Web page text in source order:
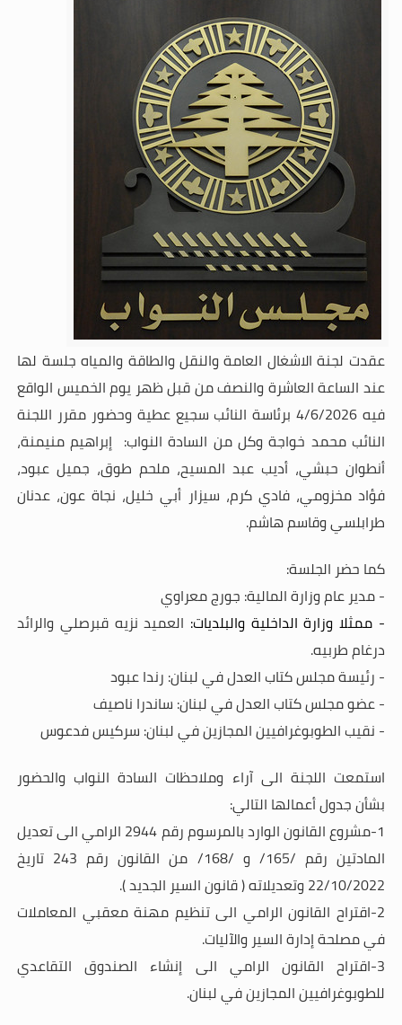
عقدت لجنة الاشغال العامة والنقل والطاقة والمياه جلسة لها
عند الساعة العاشرة والنصف من قبل ظهر يوم الخميس الواقع
فيه 4/6/2026 برئاسة النائب سجيع عطية وحضور مقرر اللجنة
النائب محمد خواجة وكل من السادة النواب: إبراهيم منيمنة،
أنطوان حبشي، أديب عبد المسيح، ملحم طوق، جميل عبود،
فؤاد مخزومي، فادي كرم، سيزار أبي خليل، نجاة عون، عدنان
طرابلسي وقاسم هاشم.
كما حضر الجلسة:
- مدير عام وزارة المالية: جورج معراوي
- ممثلا وزارة الداخلية والبلديات: العميد نزيه قبرصلي والرائد
درغام طربيه.
- رئيسة مجلس كتاب العدل في لبنان: رندا عبود
- عضو مجلس كتاب العدل في لبنان: ساندرا ناصيف
- نقيب الطوبوغرافيين المجازين في لبنان: سركيس فدعوس
استمعت اللجنة الى آراء وملاحظات السادة النواب والحضور
بشأنجدول أعمالها التالي:
1-مشروع القانون الوارد بالمرسوم رقم 2944 الرامي الى تعديل
المادتين رقم /165/ و /168/ من القانون رقم 243 تاريخ
22/10/2022 وتعديلاته ( قانون السير الجديد ).
2-اقتراح القانون الرامي الى تنظيم مهنة معقبي المعاملات
في مصلحة إدارة السير والآليات.
3-اقتراح القانون الرامي الى إنشاء الصندوق التقاعدي
للطوبوغرافيين المجازين في لبنان.